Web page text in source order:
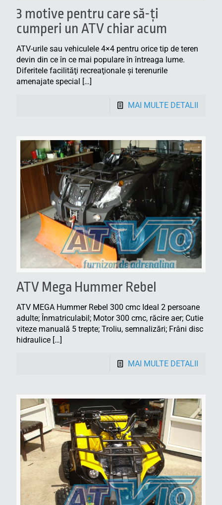
3 motive pentru care să-ţi
cumperi un ATV chiar acum
ATV-urile sau vehiculele 4×4 pentru orice tip de teren
devin din ce în ce mai populare în întreaga lume.
Diferitele facilităţi recreaţionale şi terenurile
amenajate special […]
MAI MULTE DETALII
ATV Mega Hummer Rebel
ATV MEGA Hummer Rebel 300 cmc Ideal 2 persoane
adulte; Înmatriculabil; Motor 300 cmc, răcire aer; Cutie
viteze manuală 5 trepte; Troliu, semnalizări; Frâni disc
hidraulice […]
MAI MULTE DETALII